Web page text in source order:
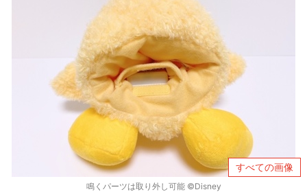
すべての画像
鳴くパーツは取り外し可能 ©Disney